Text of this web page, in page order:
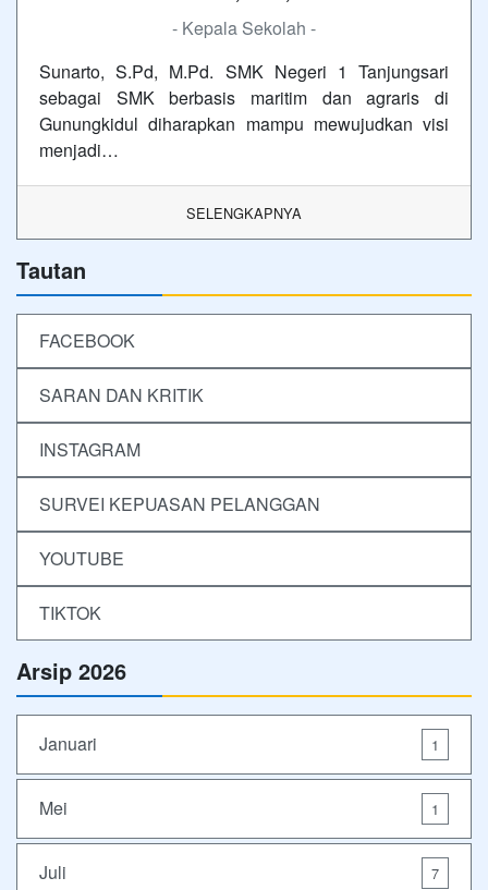
- Kepala Sekolah -
Sunarto, S.Pd, M.Pd. SMK Negeri 1 Tanjungsari
sebagai SMK berbasis maritim dan agraris di
Gunungkidul diharapkan mampu mewujudkan visi
menjadi…
SELENGKAPNYA
Tautan
FACEBOOK
SARAN DAN KRITIK
INSTAGRAM
SURVEI KEPUASAN PELANGGAN
YOUTUBE
TIKTOK
Arsip 2026
Januari 1
Mei 1
Juli 7